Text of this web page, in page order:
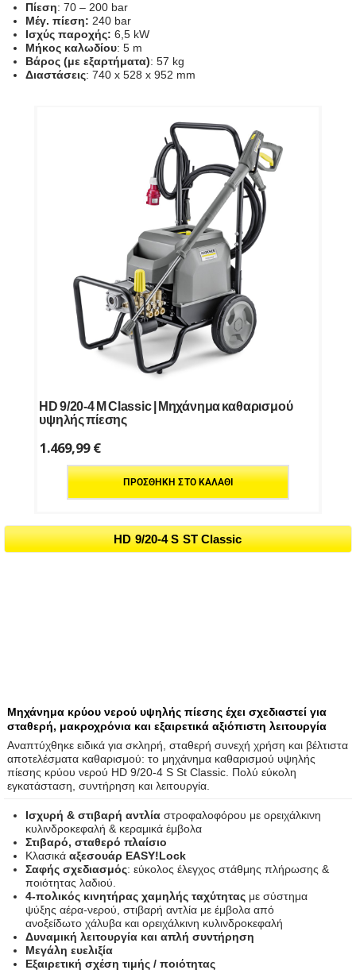
Πίεση: 70 – 200 bar
Μέγ. πίεση: 240 bar
Ισχύς παροχής: 6,5 kW
Μήκος καλωδίου: 5 m
Βάρος (με εξαρτήματα): 57 kg
Διαστάσεις: 740 x 528 x 952 mm
HD 9/20-4 M Classic | Μηχάνημα καθαρισμού
υψηλής πίεσης
1.469,99€
ΠΡΟΣΘΉΚΗ ΣΤΟ ΚΑΛΆΘΙ
HD 9/20-4 S ST Classic
Μηχάνημα κρύου νερού υψηλής πίεσης έχει σχεδιαστεί για
σταθερή, μακροχρόνια και εξαιρετικά αξιόπιστη λειτουργία
Αναπτύχθηκε ειδικά για σκληρή, σταθερή συνεχή χρήση και βέλτιστα
αποτελέσματα καθαρισμού: το μηχάνημα καθαρισμού υψηλής
πίεσης κρύου νερού HD 9/20-4 S St Classic. Πολύ εύκολη
εγκατάσταση, συντήρηση και λειτουργία.
Ισχυρή & στιβαρή αντλίαστροφαλοφόρου με ορειχάλκινη
κυλινδροκεφαλή & κεραμικά έμβολα
Στιβαρό, σταθερό πλαίσιο
Κλασικά αξεσουάρ EASY!Lock
Σαφής σχεδιασμός: εύκολος έλεγχος στάθμης πλήρωσης &
ποιότητας λαδιού.
4-πολικός κινητήρας χαμηλής ταχύτηταςμε σύστημα
ψύξης αέρα-νερού, στιβαρή αντλία με έμβολα από
ανοξείδωτο χάλυβα και ορειχάλκινη κυλινδροκεφαλή
Δυναμική λειτουργία και απλή συντήρηση
Μεγάλη ευελιξία
Εξαιρετική σχέση τιμής / ποιότητας